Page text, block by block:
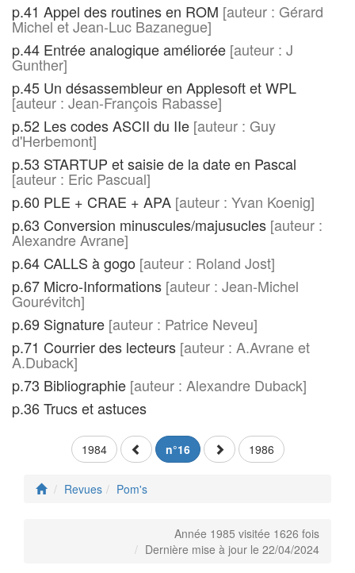
p.41 Appel des routines en ROM [auteur : Gérard
Michel et Jean-Luc Bazanegue]
p.44 Entrée analogique améliorée [auteur : J
Gunther]
p.45 Un désassembleur en Applesoft et WPL
[auteur : Jean-François Rabasse]
p.52 Les codes ASCII du IIe [auteur : Guy
d'Herbemont]
p.53 STARTUP et saisie de la date en Pascal
[auteur : Eric Pascual]
p.60 PLE + CRAE + APA [auteur : Yvan Koenig]
p.63 Conversion minuscules/majusucles [auteur :
Alexandre Avrane]
p.64 CALLS à gogo [auteur : Roland Jost]
p.67 Micro-Informations [auteur : Jean-Michel
Gourévitch]
p.69 Signature [auteur : Patrice Neveu]
p.71 Courrier des lecteurs [auteur : A.Avrane et
A.Duback]
p.73 Bibliographie [auteur : Alexandre Duback]
p.36 Trucs et astuces
1984 n°16 1986
Revues Pom's
Année 1985 visitée 1626 fois
Dernière mise à jour le 22/04/2024